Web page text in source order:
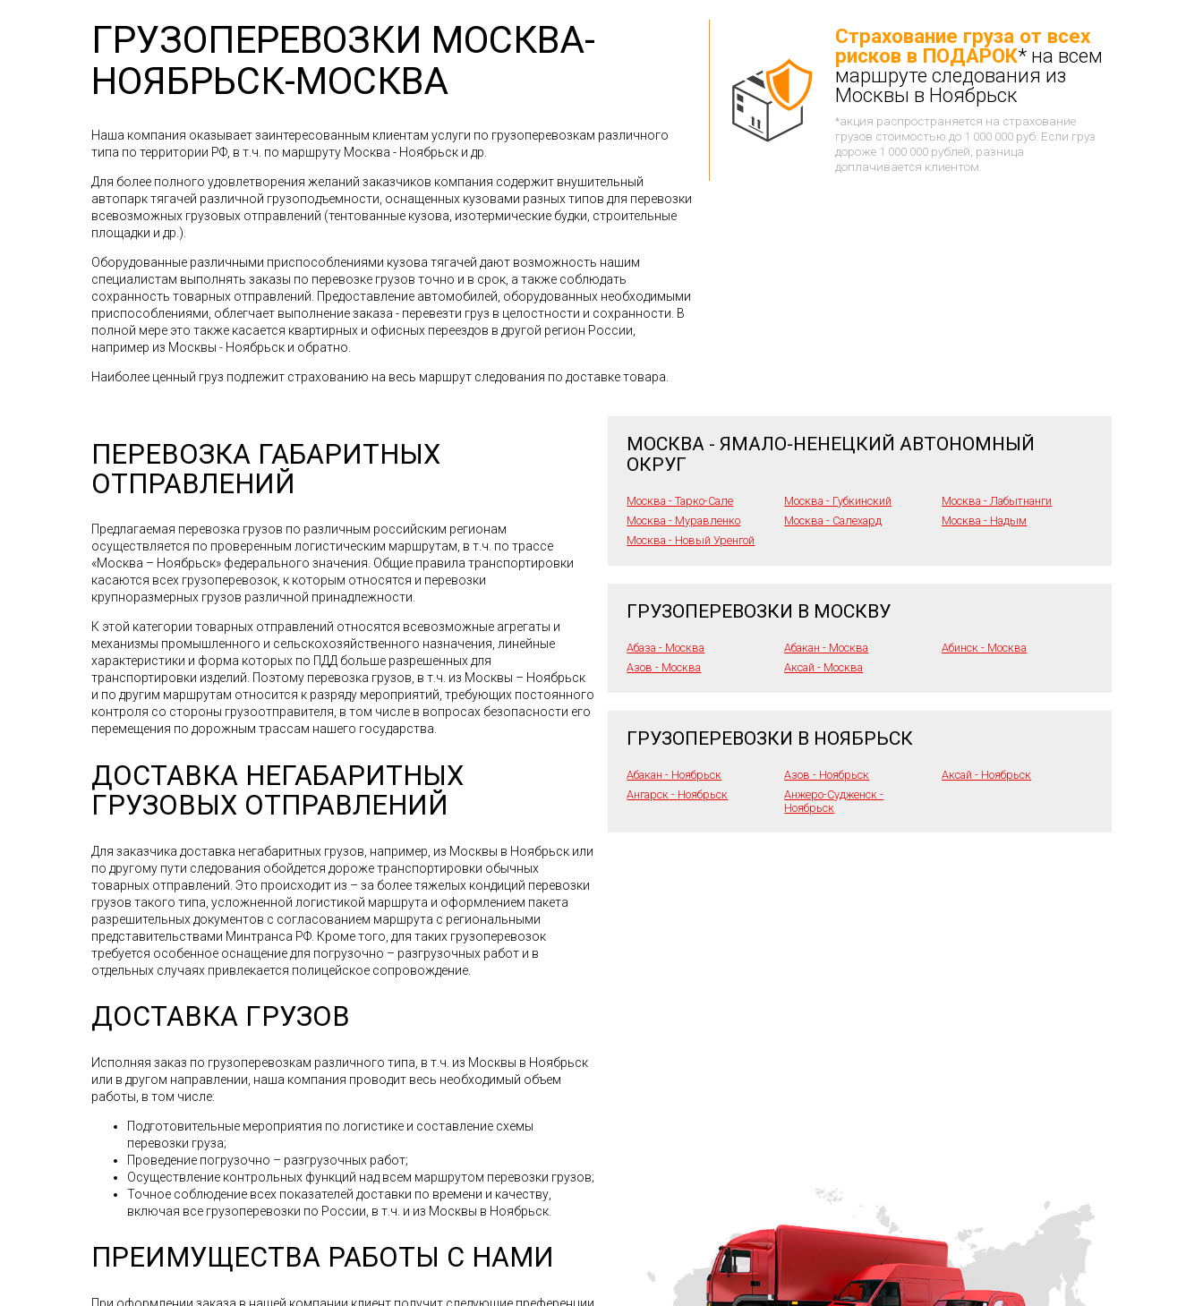
ГРУЗОПЕРЕВОЗКИ МОСКВА-
НОЯБРЬСК-МОСКВА
Наша компания оказывает заинтересованным клиентам услуги по грузоперевозкам различного
типа по территории РФ, в т.ч. по маршруту Москва - Ноябрьск и др.
Для более полного удовлетворения желаний заказчиков компания содержит внушительный
автопарк тягачей различной грузоподъемности, оснащенных кузовами разных типов для перевозки
всевозможных грузовых отправлений (тентованные кузова, изотермические будки, строительные
площадки и др.).
Оборудованные различными приспособлениями кузова тягачей дают возможность нашим
специалистам выполнять заказы по перевозке грузов точно и в срок, а также соблюдать
сохранность товарных отправлений. Предоставление автомобилей, оборудованных необходимыми
приспособлениями, облегчает выполнение заказа - перевезти груз в целостности и сохранности. В
полной мере это также касается квартирных и офисных переездов в другой регион России,
например из Москвы - Ноябрьск и обратно.
Наиболее ценный груз подлежит страхованию на весь маршрут следования по доставке товара.
Страхование груза от всех
рисков в ПОДАРОК* на всем
маршруте следования из
Москвы в Ноябрьск
*акция распространяется на страхование
грузов стоимостью до 1 000 000 руб. Если груз
дороже 1 000 000 рублей, разница
доплачивается клиентом.
ПЕРЕВОЗКА ГАБАРИТНЫХ
ОТПРАВЛЕНИЙ
Предлагаемая перевозка грузов по различным российским регионам
осуществляется по проверенным логистическим маршрутам, в т.ч. по трассе
«Москва – Ноябрьск» федерального значения. Общие правила транспортировки
касаются всех грузоперевозок, к которым относятся и перевозки
крупноразмерных грузов различной принадлежности.
К этой категории товарных отправлений относятся всевозможные агрегаты и
механизмы промышленного и сельскохозяйственного назначения, линейные
характеристики и форма которых по ПДД больше разрешенных для
транспортировки изделий. Поэтому перевозка грузов, в т.ч. из Москвы – Ноябрьск
и по другим маршрутам относится к разряду мероприятий, требующих постоянного
контроля со стороны грузоотправителя, в том числе в вопросах безопасности его
перемещения по дорожным трассам нашего государства.
ДОСТАВКА НЕГАБАРИТНЫХ
ГРУЗОВЫХ ОТПРАВЛЕНИЙ
Для заказчика доставка негабаритных грузов, например, из Москвы в Ноябрьск или
по другому пути следования обойдется дороже транспортировки обычных
товарных отправлений. Это происходит из – за более тяжелых кондиций перевозки
грузов такого типа, усложненной логистикой маршрута и оформлением пакета
разрешительных документов с согласованием маршрута с региональными
представительствами Минтранса РФ. Кроме того, для таких грузоперевозок
требуется особенное оснащение для погрузочно – разгрузочных работ и в
отдельных случаях привлекается полицейское сопровождение.
ДОСТАВКА ГРУЗОВ
Исполняя заказ по грузоперевозкам различного типа, в т.ч. из Москвы в Ноябрьск
или в другом направлении, наша компания проводит весь необходимый объем
работы, в том числе:
Подготовительные мероприятия по логистике и составление схемы
перевозки груза;
Проведение погрузочно – разгрузочных работ;
Осуществление контрольных функций над всем маршрутом перевозки грузов;
Точное соблюдение всех показателей доставки по времени и качеству,
включая все грузоперевозки по России, в т.ч. и из Москвы в Ноябрьск.
ПРЕИМУЩЕСТВА РАБОТЫ С НАМИ
При оформлении заказа в нашей компании клиент получит следующие преференции
МОСКВА - ЯМАЛО-НЕНЕЦКИЙ АВТОНОМНЫЙ
ОКРУГ
Москва - Тарко-Сале Москва - Губкинский
Москва - Лабытнанги
Москва - Муравленко
Москва - Салехард
Москва - Надым
Москва - Новый Уренгой
ГРУЗОПЕРЕВОЗКИ В МОСКВУ
Абаза - Москва Абакан - Москва
Абинск - Москва
Азов - Москва
Аксай - Москва
ГРУЗОПЕРЕВОЗКИ В НОЯБРЬСК
Абакан - Ноябрьск Азов - Ноябрьск
Аксай - Ноябрьск
Ангарск - Ноябрьск
Анжеро-Судженск -
Ноябрьск